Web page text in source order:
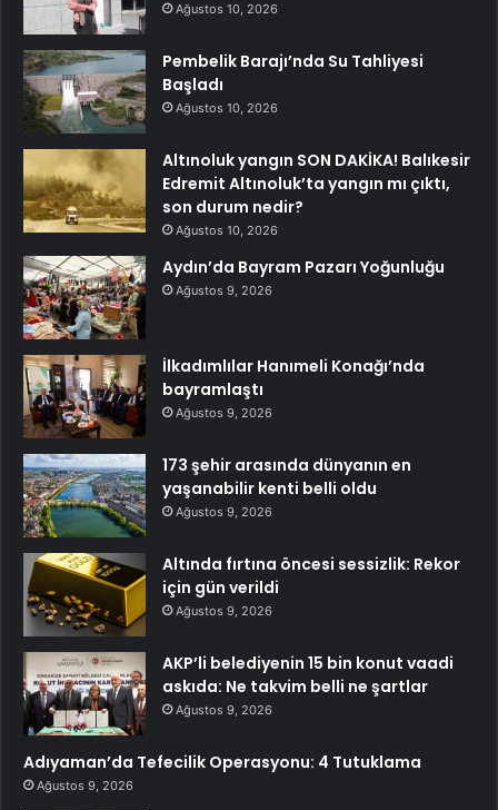
Ağustos 10, 2026
Pembelik Barajı’nda Su Tahliyesi
Başladı
Ağustos 10, 2026
Altınoluk yangın SON DAKİKA! Balıkesir
Edremit Altınoluk’ta yangın mı çıktı,
son durum nedir?
Ağustos 10, 2026
Aydın’da Bayram Pazarı Yoğunluğu
Ağustos 9, 2026
İlkadımlılar Hanımeli Konağı’nda
bayramlaştı
Ağustos 9, 2026
173 şehir arasında dünyanın en
yaşanabilir kenti belli oldu
Ağustos 9, 2026
Altında fırtına öncesi sessizlik: Rekor
için gün verildi
Ağustos 9, 2026
AKP’li belediyenin 15 bin konut vaadi
askıda: Ne takvim belli ne şartlar
Ağustos 9, 2026
Adıyaman’da Tefecilik Operasyonu: 4 Tutuklama
Ağustos 9, 2026